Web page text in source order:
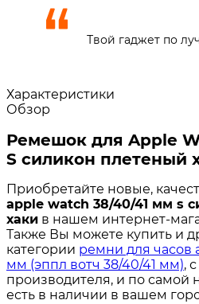
Твой гаджет по
Характеристики
Обзор
Ремешок для Apple
S силикон плетеный
Приобретайте новые,
apple watch 38/40/41 мм s
хаки в нашем интернет-
Также Вы можете купить и
категории ремни для часов
мм (эппл вотч 38/40/41 мм),
производителя, и по самой
есть в наличии в вашем